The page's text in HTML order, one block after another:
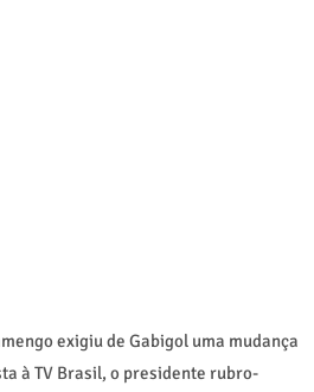
exigiu de Gabigol uma mudança
à TV Brasil, o presidente rubro-